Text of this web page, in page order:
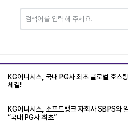
KG이니시스, 국내 PG사 최초 글로벌 호스
체결!
KG이니시스, 소프트뱅크 자회사 SBPS와
“국내 PG사 최초”